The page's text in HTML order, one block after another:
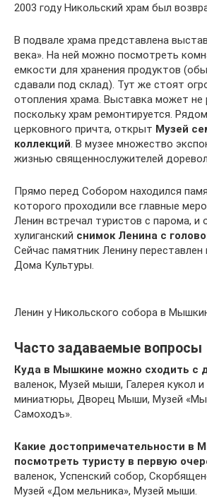
2003 году Никольский храм был
В подвале храма представлена
века». На ней можно посмотреть
емкости для хранения продуктов
сдавали под склад). Тут же стоят
отопления храма. Выставка может не
поскольку храм ремонтируется.
церковного причта, открыт Музей
коллекций . В музее множество
жизнью священнослужителей
Прямо перед Собором находился
которого проходили все главные
Ленин встречал туристов с парома, и
хулиганский снимок Ленина с
Сейчас памятник Ленину
Дома Культуры.
Ленин у Никольского собора в
Часто задаваемые вопросы
Куда в Мышкине можно сходить с
валенок, Музей мыши, Галерея кукол и
миниатюры, Дворец Мыши, Музей
Самоходъ».
Какие достопримечательности в
посмотреть туристу в первую
валенок, Успенский собор,
Музей «Дом мельника», Музей мыши.